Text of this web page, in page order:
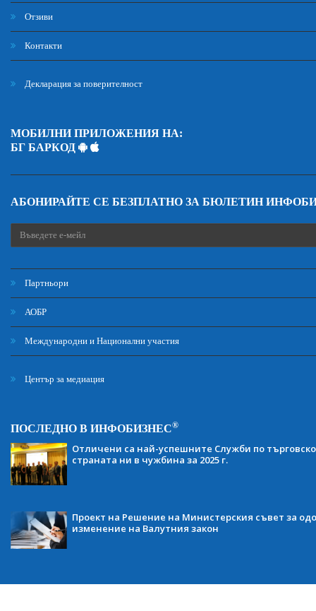
Отзиви
Контакти
Декларация за поверителност
МОБИЛНИ ПРИЛОЖЕНИЯ НА:
БГ БАРКОД
АБОНИРАЙТЕ СЕ БЕЗПЛАТНО ЗА БЮЛЕТИН
Партньори
АОБР
Международни и Национални участия
Център за медиация
ПОСЛЕДНО В ИНФОБИЗНЕС®
Отличени са най-успешните Служби по
страната ни в чужбина за 2025 г.
Проект на Решение на Министерския съвет за
изменение на Валутния закон